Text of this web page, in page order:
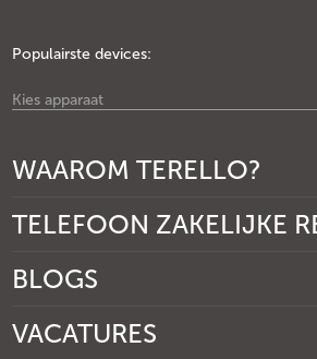
Populairste devices:
Kies apparaat
WAAROM TERELLO?
TELEFOON ZAKELIJKE
BLOGS
VACATURES